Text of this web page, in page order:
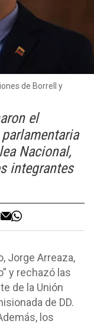
de Borrell y
el
Nacional,
integrantes
Jorge Arreaza,
y rechazó las
de la Unión
de DD.
los